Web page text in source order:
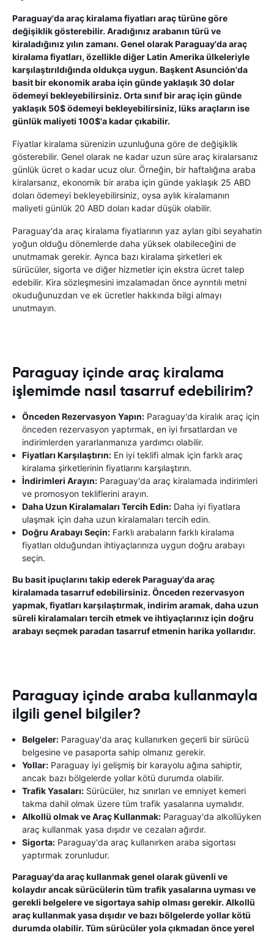
Paraguay'da araç kiralama fiyatları araç türüne göre
değişiklik gösterebilir. Aradığınız arabanın türü ve
kiraladığınız yılın zamanı. Genel olarak Paraguay'da araç
kiralama fiyatları, özellikle diğer Latin Amerika ülkeleriyle
karşılaştırıldığında oldukça uygun. Başkent Asunción'da
basit bir ekonomik araba için günde yaklaşık 30 dolar
ödemeyi bekleyebilirsiniz. Orta sınıf bir araç için günde
yaklaşık 50$ ödemeyi bekleyebilirsiniz, lüks araçların ise
günlük maliyeti 100$'a kadar çıkabilir.
Fiyatlar kiralama sürenizin uzunluğuna göre de değişiklik
gösterebilir. Genel olarak ne kadar uzun süre araç kiralarsanız
günlük ücret o kadar ucuz olur. Örneğin, bir haftalığına araba
kiralarsanız, ekonomik bir araba için günde yaklaşık 25 ABD
doları ödemeyi bekleyebilirsiniz, oysa aylık kiralamanın
maliyeti günlük 20 ABD doları kadar düşük olabilir.
Paraguay'da araç kiralama fiyatlarının yaz ayları gibi seyahatin
yoğun olduğu dönemlerde daha yüksek olabileceğini de
unutmamak gerekir. Ayrıca bazı kiralama şirketleri ek
sürücüler, sigorta ve diğer hizmetler için ekstra ücret talep
edebilir. Kira sözleşmesini imzalamadan önce ayrıntılı metni
okuduğunuzdan ve ek ücretler hakkında bilgi almayı
unutmayın.
Paraguay içinde araç kiralama
işlemimde nasıl tasarruf edebilirim?
Önceden Rezervasyon Yapın: Paraguay'da kiralık araç için
önceden rezervasyon yaptırmak, en iyi fırsatlardan ve
indirimlerden yararlanmanıza yardımcı olabilir.
Fiyatları Karşılaştırın: En iyi teklifi almak için farklı araç
kiralama şirketlerinin fiyatlarını karşılaştırın.
İndirimleri Arayın: Paraguay'da araç kiralamada indirimleri
ve promosyon tekliflerini arayın.
Daha Uzun Kiralamaları Tercih Edin: Daha iyi fiyatlara
ulaşmak için daha uzun kiralamaları tercih edin.
Doğru Arabayı Seçin: Farklı arabaların farklı kiralama
fiyatları olduğundan ihtiyaçlarınıza uygun doğru arabayı
seçin.
Bu basit ipuçlarını takip ederek Paraguay'da araç
kiralamada tasarruf edebilirsiniz. Önceden rezervasyon
yapmak, fiyatları karşılaştırmak, indirim aramak, daha uzun
süreli kiralamaları tercih etmek ve ihtiyaçlarınız için doğru
arabayı seçmek paradan tasarruf etmenin harika yollarıdır.
Paraguay içinde araba kullanmayla
ilgili genel bilgiler?
Belgeler: Paraguay'da araç kullanırken geçerli bir sürücü
belgesine ve pasaporta sahip olmanız gerekir.
Yollar: Paraguay iyi gelişmiş bir karayolu ağına sahiptir,
ancak bazı bölgelerde yollar kötü durumda olabilir.
Trafik Yasaları: Sürücüler, hız sınırları ve emniyet kemeri
takma dahil olmak üzere tüm trafik yasalarına uymalıdır.
Alkollü olmak ve Araç Kullanmak: Paraguay'da alkollüyken
araç kullanmak yasa dışıdır ve cezaları ağırdır.
Sigorta: Paraguay'da araç kullanırken araba sigortası
yaptırmak zorunludur.
Paraguay'da araç kullanmak genel olarak güvenli ve
kolaydır ancak sürücülerin tüm trafik yasalarına uyması ve
gerekli belgelere ve sigortaya sahip olması gerekir. Alkollü
araç kullanmak yasa dışıdır ve bazı bölgelerde yollar kötü
durumda olabilir. Tüm sürücüler yola çıkmadan önce yerel